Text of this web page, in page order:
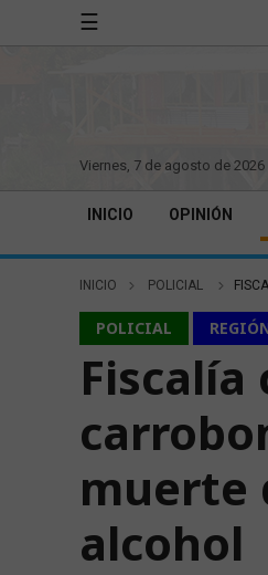
☰
viernes, 7 de agosto de 2026
INICIO OPINIÓN
INICIO POLICIAL
POLICIAL
muerte
alcohol